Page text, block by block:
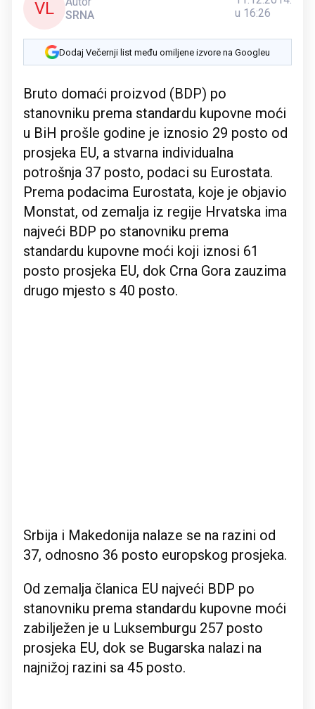
VL
SRNA
u 16:26
Dodaj Večernji list među omiljene izvore na Googleu
Bruto domaći proizvod (BDP) po
stanovniku prema standardu kupovne moći
u BiH prošle godine je iznosio 29 posto od
prosjeka EU, a stvarna individualna
potrošnja 37 posto, podaci su Eurostata.
Prema podacima Eurostata, koje je objavio
Monstat, od zemalja iz regije Hrvatska ima
najveći BDP po stanovniku prema
standardu kupovne moći koji iznosi 61
posto prosjeka EU, dok Crna Gora zauzima
drugo mjesto s 40 posto.
Srbija i Makedonija nalaze se na razini od
37, odnosno 36 posto europskog prosjeka.
Od zemalja članica EU najveći BDP po
stanovniku prema standardu kupovne moći
zabilježen je u Luksemburgu 257 posto
prosjeka EU, dok se Bugarska nalazi na
najnižoj razini sa 45 posto.